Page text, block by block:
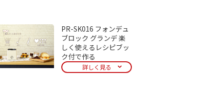
PR-SK016 フォンデュ
ブロック グランデ 楽
しく使えるレシピブッ
ク付で作る
詳しく見る